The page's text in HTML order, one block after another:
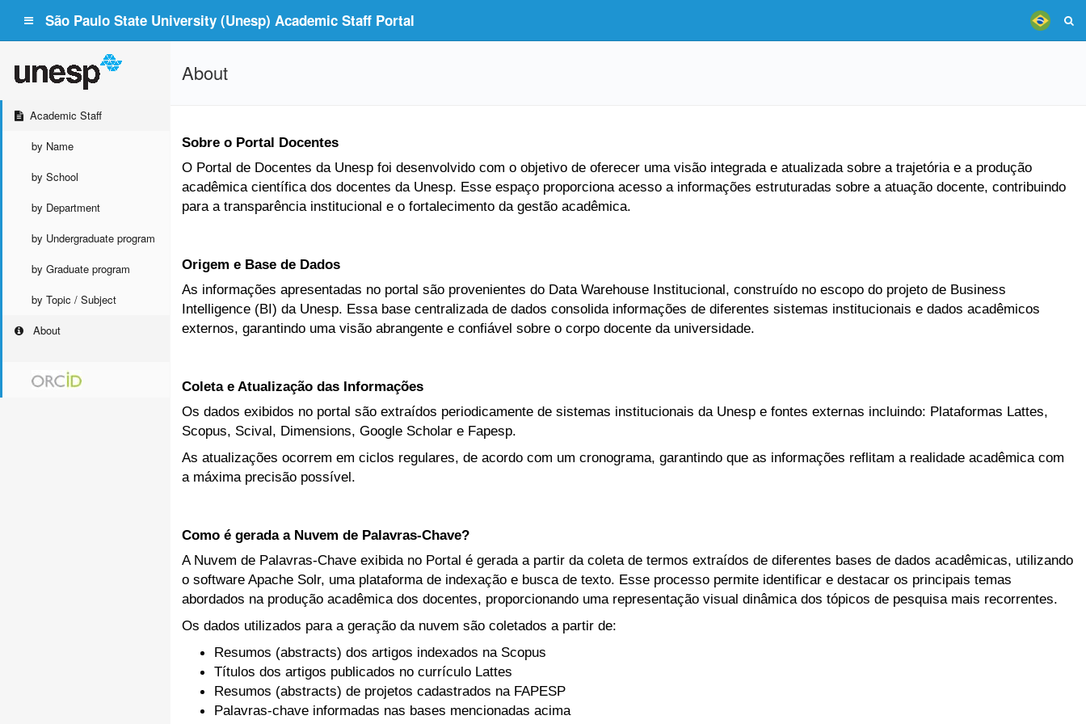
São Paulo State University (Unesp) Academic Staff Portal
Academic Staff
by Name
by School
by Department
by Undergraduate program
by Graduate program
by Topic / Subject
About
About
Sobre o Portal Docentes
O Portal de Docentes da Unesp foi desenvolvido com o objetivo de oferecer uma visão integrada e atualizada sobre a trajetória e a produção
acadêmica científica dos docentes da Unesp. Esse espaço proporciona acesso a informações estruturadas sobre a atuação docente, contribuindo
para a transparência institucional e o fortalecimento da gestão acadêmica.
Origem e Base de Dados
As informações apresentadas no portal são provenientes do Data Warehouse Institucional, construído no escopo do projeto de Business
Intelligence (BI) da Unesp. Essa base centralizada de dados consolida informações de diferentes sistemas institucionais e dados acadêmicos
externos, garantindo uma visão abrangente e confiável sobre o corpo docente da universidade.
Coleta e Atualização das Informações
Os dados exibidos no portal são extraídos periodicamente de sistemas institucionais da Unesp e fontes externas incluindo: Plataformas Lattes,
Scopus, Scival, Dimensions, Google Scholar e Fapesp.
As atualizações ocorrem em ciclos regulares, de acordo com um cronograma, garantindo que as informações reflitam a realidade acadêmica com
a máxima precisão possível.
Como é gerada a Nuvem de Palavras-Chave?
A Nuvem de Palavras-Chave exibida no Portal é gerada a partir da coleta de termos extraídos de diferentes bases de dados acadêmicas, utilizando
o software Apache Solr, uma plataforma de indexação e busca de texto. Esse processo permite identificar e destacar os principais temas
abordados na produção acadêmica dos docentes, proporcionando uma representação visual dinâmica dos tópicos de pesquisa mais recorrentes.
Os dados utilizados para a geração da nuvem são coletados a partir de:
Resumos (abstracts) dos artigos indexados na Scopus
Títulos dos artigos publicados no currículo Lattes
Resumos (abstracts) de projetos cadastrados na FAPESP
Palavras-chave informadas nas bases mencionadas acima